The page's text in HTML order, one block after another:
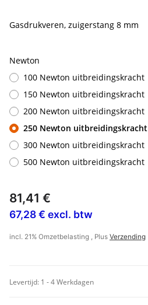
Gasdrukveren, zuigerstang 8 mm
Newton
100 Newton uitbreidingskracht
150 Newton uitbreidingskracht
200 Newton uitbreidingskracht
250 Newton uitbreidingskracht
300 Newton uitbreidingskracht
500 Newton uitbreidingskracht
81,41 €
67,28 € excl. btw
incl. 21% Omzetbelasting , Plus Verzending
Levertijd: 1 - 4 Werkdagen